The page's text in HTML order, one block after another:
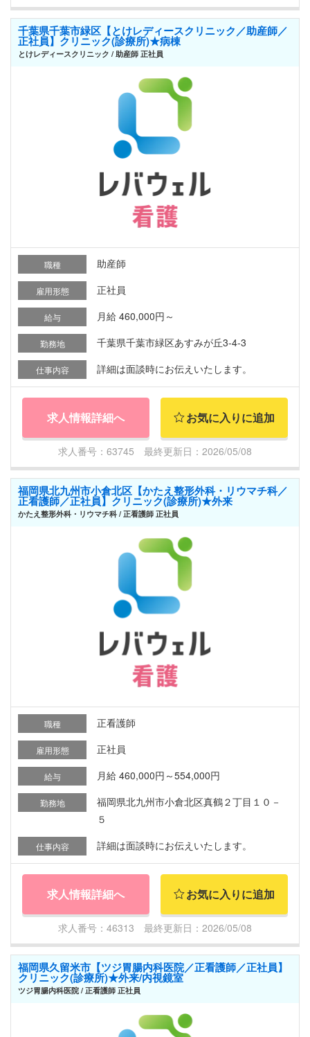
千葉県千葉市緑区【とけレディースクリニック／助産師／
正社員】クリニック(診療所)★病棟
とけレディースクリニック / 助産師 正社員
職種 助産師
雇用形態 正社員
給与 月給 460,000円～
勤務地 千葉県千葉市緑区あすみが丘3-4-3
仕事内容 詳細は面談時にお伝えいたします。
求人情報詳細へ お気に入りに追加
求人番号：63745 最終更新日：2026/05/08
福岡県北九州市小倉北区【かたえ整形外科・リウマチ科／
正看護師／正社員】クリニック(診療所)★外来
かたえ整形外科・リウマチ科 / 正看護師 正社員
職種 正看護師
雇用形態 正社員
給与 月給 460,000円～554,000円
勤務地
福岡県北九州市小倉北区真鶴２丁目１０－
５
仕事内容 詳細は面談時にお伝えいたします。
求人情報詳細へ お気に入りに追加
求人番号：46313 最終更新日：2026/05/08
福岡県久留米市【ツジ胃腸内科医院／正看護師／正社員】
クリニック(診療所)★外来/内視鏡室
ツジ胃腸内科医院 / 正看護師 正社員